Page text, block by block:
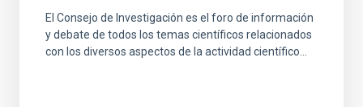
El Consejo de Investigación es el foro de información
y debate de todos los temas científicos relacionados
con los diversos aspectos de la actividad científico...